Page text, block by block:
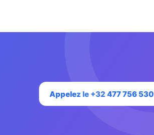
Appelez le +32 477 756 530